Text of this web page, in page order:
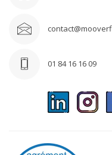
01 84 16 16 09